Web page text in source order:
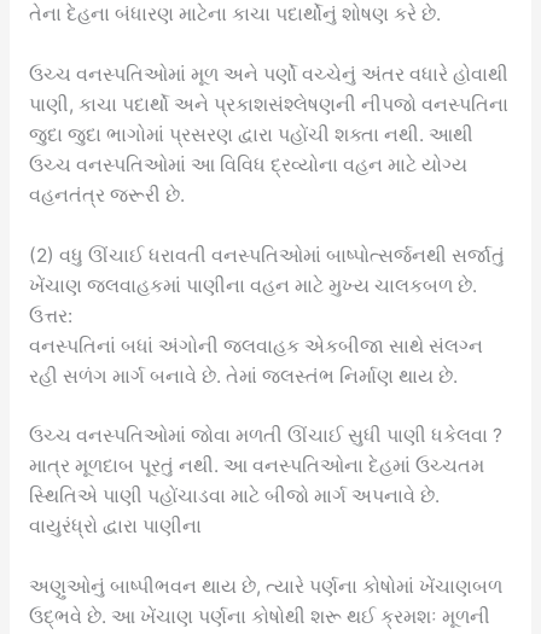
તેના દેહના બંધારણ માટેના કાચા પદાર્થોનું શોષણ કરે છે.
ઉચ્ચ વનસ્પતિઓમાં મૂળ અને પર્ણો વચ્ચેનું અંતર વધારે હોવાથી
પાણી, કાચા પદાર્થો અને પ્રકાશસંશ્લેષણની નીપજો વનસ્પતિના
જુદા જુદા ભાગોમાં પ્રસરણ દ્વારા પહોંચી શક્તા નથી. આથી
ઉચ્ચ વનસ્પતિઓમાં આ વિવિધ દ્રવ્યોના વહન માટે યોગ્ય
વહનતંત્ર જરૂરી છે.
(2) વધુ ઊંચાઈ ધરાવતી વનસ્પતિઓમાં બાષ્પોત્સર્જનથી સર્જાતું
ખેંચાણ જલવાહકમાં પાણીના વહન માટે મુખ્ય ચાલકબળ છે.
ઉત્તર:
વનસ્પતિનાં બધાં અંગોની જલવાહક એકબીજા સાથે સંલગ્ન
રહી સળંગ માર્ગ બનાવે છે. તેમાં જલસ્તંભ નિર્માણ થાય છે.
ઉચ્ચ વનસ્પતિઓમાં જોવા મળતી ઊંચાઈ સુધી પાણી ધકેલવા ?
માત્ર મૂળદાબ પૂરતું નથી. આ વનસ્પતિઓના દેહમાં ઉચ્ચતમ
સ્થિતિએ પાણી પહોંચાડવા માટે બીજો માર્ગ અપનાવે છે.
વાયુરંધ્રો દ્વારા પાણીના
અણુઓનું બાષ્પીભવન થાય છે, ત્યારે પર્ણના કોષોમાં ખેંચાણબળ
ઉદ્ભવે છે. આ ખેંચાણ પર્ણના કોષોથી શરૂ થઈ ક્રમશઃ મૂળની